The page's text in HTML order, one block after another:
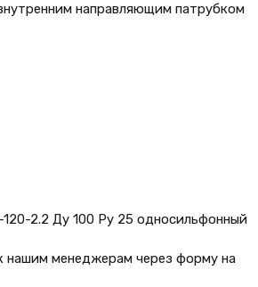
направляющим патрубком
2.2 Ду 100 Ру 25 односильфонный
нашим менеджерам через форму на